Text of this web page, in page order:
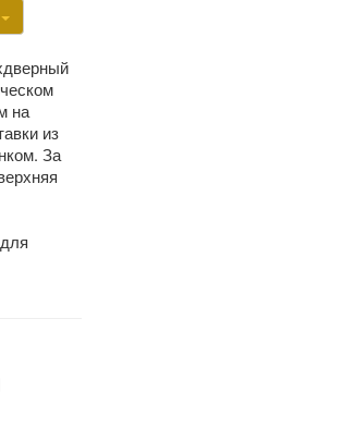
на
из
За